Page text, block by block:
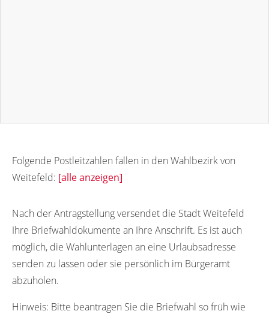
Folgende Postleitzahlen fallen in den Wahlbezirk von
Weitefeld: [alle anzeigen]
Nach der Antragstellung versendet die Stadt Weitefeld
Ihre Briefwahldokumente an Ihre Anschrift. Es ist auch
möglich, die Wahlunterlagen an eine Urlaubsadresse
senden zu lassen oder sie persönlich im Bürgeramt
abzuholen.
Hinweis: Bitte beantragen Sie die Briefwahl so früh wie